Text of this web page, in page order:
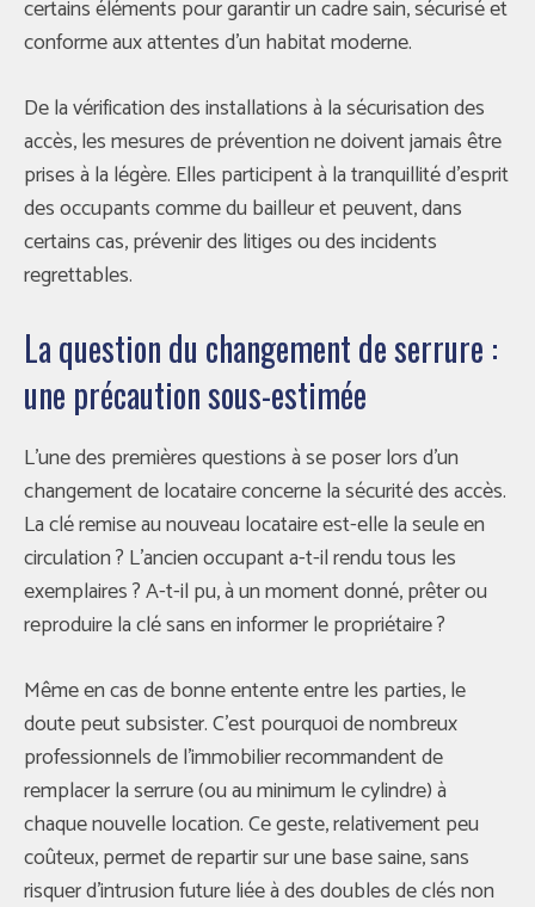
certains éléments pour garantir un cadre sain, sécurisé et
conforme aux attentes d’un habitat moderne.
De la vérification des installations à la sécurisation des
accès, les mesures de prévention ne doivent jamais être
prises à la légère. Elles participent à la tranquillité d’esprit
des occupants comme du bailleur et peuvent, dans
certains cas, prévenir des litiges ou des incidents
regrettables.
La question du changement de serrure :
une précaution sous-estimée
L’une des premières questions à se poser lors d’un
changement de locataire concerne la sécurité des accès.
La clé remise au nouveau locataire est-elle la seule en
circulation ? L’ancien occupant a-t-il rendu tous les
exemplaires ? A-t-il pu, à un moment donné, prêter ou
reproduire la clé sans en informer le propriétaire ?
Même en cas de bonne entente entre les parties, le
doute peut subsister. C’est pourquoi de nombreux
professionnels de l’immobilier recommandent de
remplacer la serrure (ou au minimum le cylindre) à
chaque nouvelle location. Ce geste, relativement peu
coûteux, permet de repartir sur une base saine, sans
risquer d’intrusion future liée à des doubles de clés non